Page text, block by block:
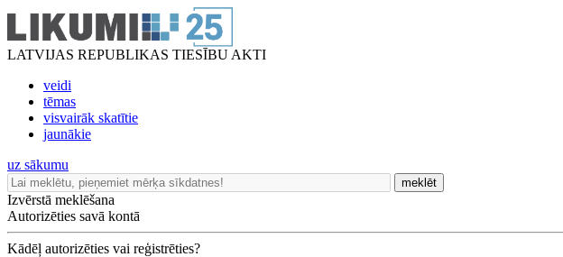
LATVIJAS REPUBLIKAS TIESĪBU AKTI
veidi
tēmas
visvairāk skatītie
jaunākie
uz sākumu
meklēt
Izvērstā meklēšana
Autorizēties savā kontā
Kādēļ autorizēties vai reģistrēties?